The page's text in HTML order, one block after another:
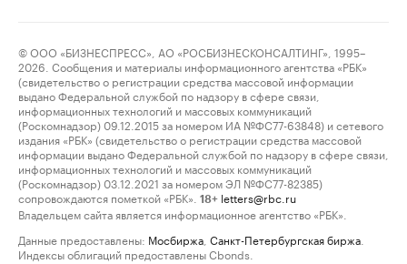
© ООО «БИЗНЕСПРЕСС», АО «РОСБИЗНЕСКОНСАЛТИНГ», 1995–
2026. Сообщения и материалы информационного агентства «РБК»
(свидетельство о регистрации средства массовой информации
выдано Федеральной службой по надзору в сфере связи,
информационных технологий и массовых коммуникаций
(Роскомнадзор) 09.12.2015 за номером ИА №ФС77-63848) и сетевого
издания «РБК» (свидетельство о регистрации средства массовой
информации выдано Федеральной службой по надзору в сфере связи,
информационных технологий и массовых коммуникаций
(Роскомнадзор) 03.12.2021 за номером ЭЛ №ФС77-82385)
сопровождаются пометкой «РБК».
18+ letters@rbc.ru
Владельцем сайта является информационное агентство «РБК».
Данные предоставлены: Мосбиржа Санкт-Петербургская биржа
Индексы облигаций предоставлены Cbonds.